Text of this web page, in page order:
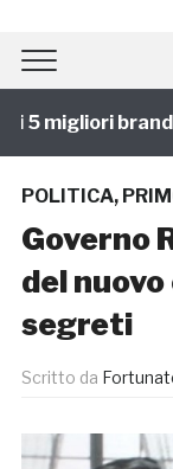
migliori brand
POLITICA,
Governo
del
segreti
Scritto da